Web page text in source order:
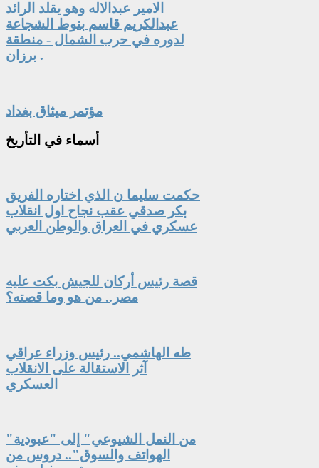
الامير عبدالاله وهو يقلد الرائد
عبدالكريم قاسم بنوط الشجاعة
لدوره في حرب الشمال - منطقة
برزان .
مؤتمر ميثاق بغداد
أسماء في التأريخ
حكمت سليما ن الذي اختاره الفريق
بكر صدقي عقب نجاح اول انقلاب
عسكري في العراق والوطن العربي
قصة رئيس أركان للجيش بكت عليه
مصر.. من هو وما قصته؟
طه الهاشمي.. رئيس وزراء عراقي
آثر الاستقالة على الانقلاب
العسكري
"من النمل الشيوعي" إلى "عبودية
الهواتف والسوق".. دروس من